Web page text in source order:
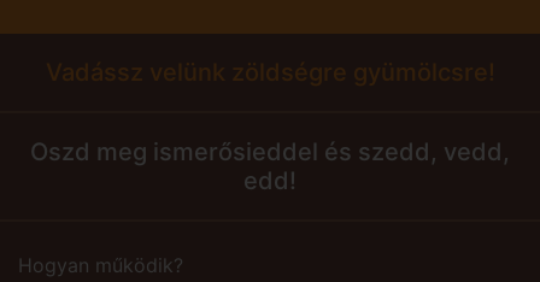
Vadássz velünk zöldségre gyümölcsre!
Oszd meg ismerősieddel és szedd, vedd,
edd!
Hogyan működik?